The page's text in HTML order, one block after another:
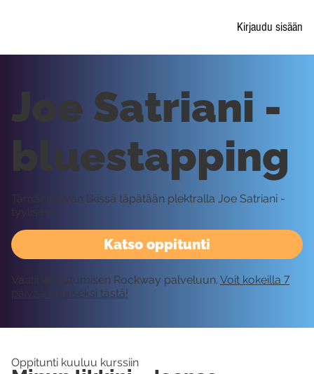
Kirjaudu sisään
Katso oppitunti
Joe Satriani -
bluestapping
Tämän päivän likissä täpätään plektralla Joe Satriani -
tyylisesti.
Vaatii kirjautumisen Rockway palveluun. Voit kokeilla 7
päivää ilmaiseksi tästä!
Oppitunti kuuluu kurssiin